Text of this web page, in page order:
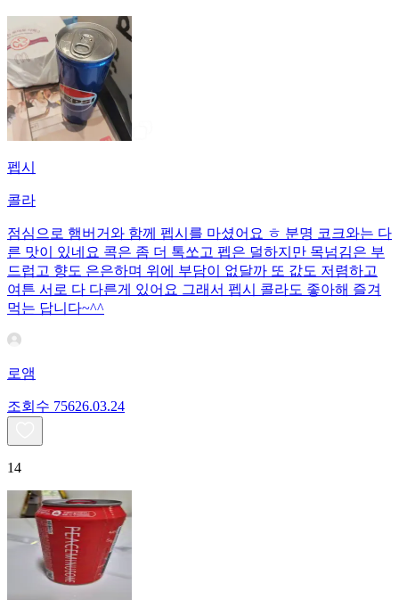
펩시
콜라
점심으로 햄버거와 함께 펩시를 마셨어요 ㅎ 분명 코크와는 다
른 맛이 있네요 콕은 좀 더 톡쏘고 펩은 덜하지만 목넘김은 부
드럽고 향도 은은하며 위에 부담이 없달까 또 값도 저렴하고
여튼 서로 다 다른게 있어요 그래서 펩시 콜라도 좋아해 즐겨
먹는 답니다~^^
로앰
조회수 75626.03.24
14